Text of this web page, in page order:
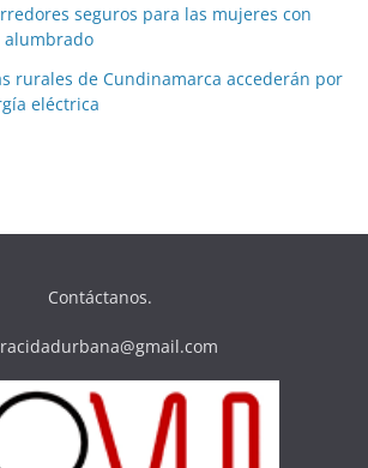
seguros para las mujeres con
alumbrado
rurales de Cundinamarca accederán por
eléctrica
Contáctanos.